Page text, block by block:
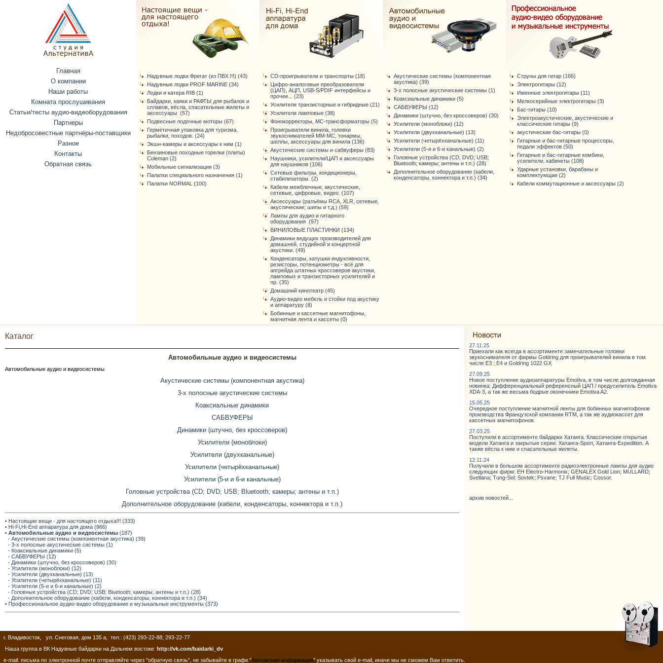
Главная
О компании
Наши работы
Комната прослушивания
Статьи/тесты аудио-видеоборудования
Партнеры
Недобросовестные партнёры-поставщики
Разное
Контакты
Обратная связь
Надувные лодки Фрегат (из ПВХ !!!) (43)
Надувные лодки PROF MARINE (34)
Лодки и катера RIB (1)
Байдарки, каяки и РАФТЫ для рыбалок и
сплавов, вёсла, спасательные жилеты и
аксессуары (57)
Подвесные лодочные моторы (67)
Герметичная упаковка для туризма,
рыбалки, походов. (24)
Экшн-камеры и аксессуары к ним (1)
Бензиновые походные горелки (плиты)
Coleman (2)
Мобильные сигнализации (3)
Палатки специального назначения (1)
Палатки NORMAL (100)
CD-проигрыватели и транспорты (18)
Цифро-аналоговые преобразователи
(ЦАП), АЦП, USB-S/PDIF интерфейсы и
прочее... (23)
Усилители транзисторные и гибридные (21)
Усилители ламповые (38)
Фонокорректоры, МС-трансформаторы (5)
Проигрыватели винила, головки
звукоснимателей ММ-МС, тонармы,
шеллы, аксессуары для винила (136)
Акустические системы и сабвуферы (83)
Наушники, усилители/ЦАП и аксессуары
для наушников (106)
Сетевые фильтры, кондиционеры,
стабилизаторы. (2)
Кабели межблочные, акустические,
сетевые, цифровые, видео. (107)
Аксессуары (разъёмы RCA, XLR, сетевые,
акустические; шипы и т.д.) (59)
Лампы для аудио и гитарного
оборудования (97)
ВИНИЛОВЫЕ ПЛАСТИНКИ (134)
Динамики ведущих производителей для
домашней, студийной и концертной
акустики. (49)
Конденсаторы, катушки индуктивности,
резисторы, потенциометры - всё для
апгрейда штатных кроссоверов акустики,
ламповых и транзисторных усилителей и
пр. (35)
Домашний кинотеатр (45)
Аудио-видео мебель и стойки под акустику
и аппаратуру (8)
Бобинные и кассетные магнитофоны,
магнитная лента и кассеты (0)
Акустические системы (компонентная
акустика) (39)
3-х полосные акустические системы (1)
Коаксиальные динамики (5)
САБВУФЕРЫ (12)
Динамики (штучно, без кроссоверов) (30)
Усилители (моноблоки) (12)
Усилители (двухканальные) (13)
Усилители (четырёхканальные) (11)
Усилители (5-и и 6-и канальные) (2)
Головные устройства (CD; DVD; USB;
Bluetooth; камеры; антены и т.п.) (28)
Дополнительное оборудование (кабели,
конденсаторы, коннектора и т.п.) (34)
Струны для гитар (166)
Электрогитары (12)
Именные электрогитары (11)
Мелкосерийные электрогитары (3)
Бас-гитары (10)
Электроакустические, акустические и
классические гитары (9)
акустические бас-гитары (0)
Гитарные и бас-гитарные процессоры,
педали эффектов (50)
Гитарные и бас-гитарные комбики,
усилители, кабинеты (108)
Ударные установки, барабаны и
комплектующие (2)
Кабели коммутационные и аксессуары (2)
Каталог
Автомобильные аудио и видеосистемы
Автомобильные аудио и видеосистемы
Акустические системы (компонентная акустика)
3-х полосные акустические системы
Коаксиальные динамики
САБВУФЕРЫ
Динамики (штучно, без кроссоверов)
Усилители (моноблоки)
Усилители (двухканальные)
Усилители (четырёхканальные)
Усилители (5-и и 6-и канальные)
Головные устройства (CD; DVD; USB; Bluetooth; камеры; антены и т.п.)
Дополнительное оборудование (кабели, конденсаторы, коннектора и т.п.)
• Настоящие вещи - для настоящего отдыха!!! (333)
• Hi-Fi,Hi-End аппаратура для дома (966)
• Автомобильные аудио и видеосистемы (187)
- Акустические системы (компонентная акустика) (39)
- 3-х полосные акустические системы (1)
- Коаксиальные динамики (5)
- САБВУФЕРЫ (12)
- Динамики (штучно, без кроссоверов) (30)
- Усилители (моноблоки) (12)
- Усилители (двухканальные) (13)
- Усилители (четырёхканальные) (11)
- Усилители (5-и и 6-и канальные) (2)
- Головные устройства (CD; DVD; USB; Bluetooth; камеры; антены и т.п.) (28)
- Дополнительное оборудование (кабели, конденсаторы, коннектора и т.п.) (34)
• Профессиональное аудио-видео оборудование и музыкальные инструменты (373)
27.11.25
Приехали как всегда в ассортименте замечательные головки
звукоснимателя от фирмы Goldring для проигрывателей винила в том
числе E3 ; E4 и Goldring 1022 GX
27.09.25
Новое поступление аудиоаппаратуры Emotiva, в том числе долгожданная
новинка: Дифференциальный референсный ЦАП / предусилитель Emotiva
XDA-3, а так же весьма бодрые оконечники Emotiva A2.
15.05.25
Очередное поступление магнитной ленты для бобинных магнитофонов
производства Французской компании RTM, а так же аудиокассет для
кассетных магнитофонов.
27.03.25
Поступили в ассортименте байдарки Хатанга. Классические открытые
модели Хатанга и закрытые серии: Хатанга-Sport, Хатанга-Expedition. А
также вёсла к ним и спасательные жилеты.
12.11.24
Получили в большом ассортименте радиоэлектронные лампы для аудио
следующих фирм: EH Electro-Harmonix; GENALEX Gold Lion; MULLARD;
Svetlana; Tung-Sol; Sovtek; Psvane; TJ Full Music; Cossor.
архив новостей...
г. Владивосток, ул. Снеговая, дом 135 а, тел.: (423) 293-22-88; 293-22-77
Наша группа в ВК Надувные байдарки на Дальнем востоке: http://vk.com/baidarki_dv
e-mail: письма по электронной почте отправляйте через "обратную связь", не забывайте в графе "Контактная информация" указывать свой e-mail, иначе мы не сможем Вам ответить.